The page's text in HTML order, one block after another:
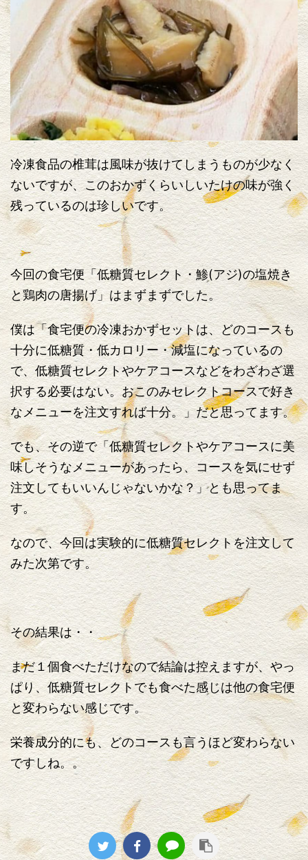
冷凍食品の椎茸は風味が抜けてしまうものが少なく
ないですが、このおかずくらいしいたけの味が強く
残っているのは珍しいです。
今回の食宅便「低糖質セレクト・鯵(アジ)の塩焼き
と鶏肉の唐揚げ」はまずまずでした。
僕は「食宅便の冷凍おかずセットは、どのコースも
十分に低糖質・低カロリー・減塩になっているの
で、低糖質セレクトやケアコースなどをわざわざ選
択する必要はない。おこのみセレクトコースで好き
なメニューを注文すれば十分。」だと思ってます。
でも、その逆で「低糖質セレクトやケアコースに美
味しそうなメニューがあったら、コースを気にせず
注文してもいいんじゃないかな？」とも思ってま
す。
なので、今回は実験的に低糖質セレクトを注文して
みた次第です。
その結果は・・
まだ１個食べただけなので結論は控えますが、やっ
ぱり、低糖質セレクトでも食べた感じは他の食宅便
と変わらない感じです。
栄養成分的にも、どのコースも言うほど変わらない
ですしね。。